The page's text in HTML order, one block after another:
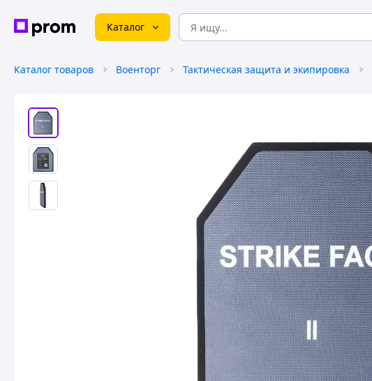
Каталог
Каталог товаров Военторг Тактическая защита и экипировка